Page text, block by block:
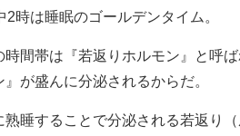
時は睡眠のゴールデンタイム。
時間帯は『若返りホルモン』と呼ば
』が盛んに分泌されるからだ。
熟睡することで分泌される若返り